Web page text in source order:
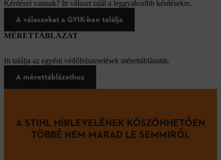
Kérdései vannak? Itt választ talál a leggyakoribb kérdésekre.
A válaszokat a GYIK-ben találja
MÉRETTÁBLÁZAT
Itt találja az egyéni védőfelszerelések mérettáblázatát.
A mérettáblázathoz
A STIHL HÍRLEVELÉNEK KÖSZÖNHETŐEN
TÖBBÉ NEM MARAD LE SEMMIRŐL